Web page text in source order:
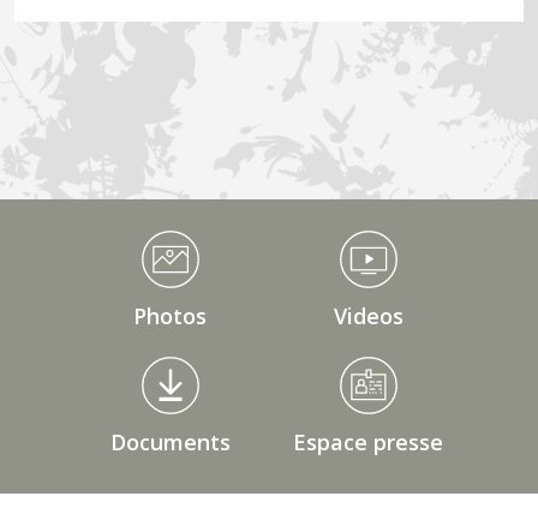
Médiathèque Footer
Photos Videos
Documents Espace presse